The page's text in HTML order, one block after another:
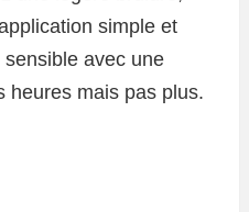
simple et
avec une
heures mais pas plus.